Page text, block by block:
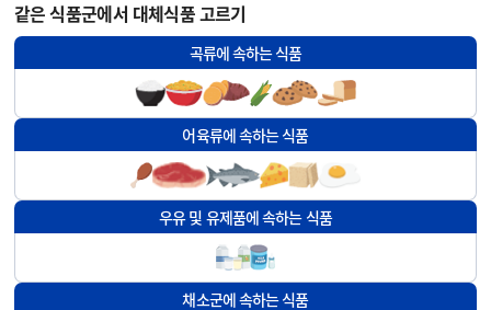
같은 식품군에서 대체식품 고르기
곡류에 속하는 식품
어육류에 속하는 식품
우유 및 유제품에 속하는 식품
채소군에 속하는 식품